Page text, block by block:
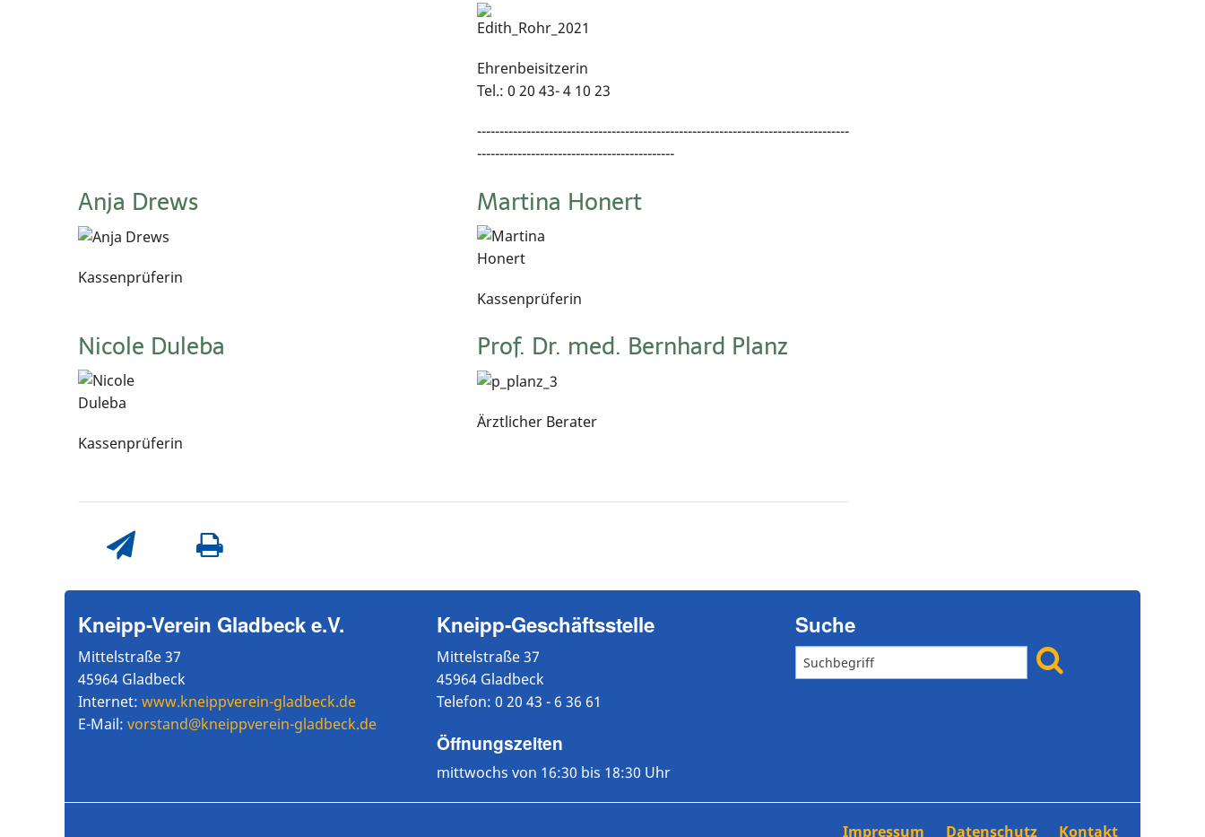
Ehrenbeisitzerin
Tel.: 0 20 43- 4 10 23
-----------------------------------------------------------------------------------
--------------------------------------------
Anja Drews
Kassenprüferin
Martina Honert
Kassenprüferin
Nicole Duleba
Kassenprüferin
Prof. Dr. med. Bernhard Planz
Ärztlicher Berater
Kneipp-Verein Gladbeck e.V.
Mittelstraße 37
45964 Gladbeck
Internet: www.kneippverein-gladbeck.de
E-Mail: vorstand@kneippverein-gladbeck.de
Kneipp-Geschäftsstelle
Mittelstraße 37
45964 Gladbeck
Telefon: 0 20 43 - 6 36 61
Öffnungszeiten
mittwochs von 16:30 bis 18:30 Uhr
Suche
Impressum Datenschutz Kontakt